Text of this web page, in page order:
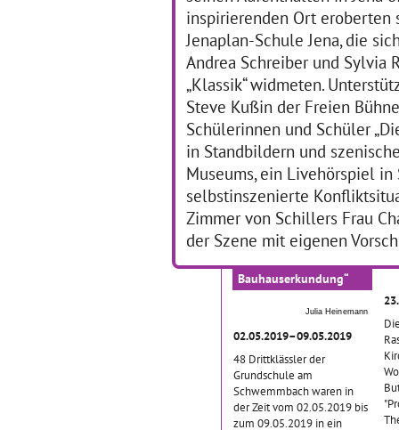
inspirierenden Ort eroberten
Jenaplan-Schule Jena, die
Andrea Schreiber und Sylvia
„Klassik“ widmeten.
Steve Kußin der Freien
Schülerinnen und Schüler
in Standbildern und
Museums, ein Livehörspiel
selbstinszenierte
Zimmer von Schillers Frau
der Szene mit eigenen
Kunstunterrichts mit der
Erarbeitung von 3-
dimensionalen Feininger-
Konstruktionen aus
zweidimensionalen
Inspirationen im
… mehr
„Klee-Kater Fritzie –
Eine tierisch
Bauhauserkundung“
Julia Heinemann
02.05.2019–09.05.2019
48 Drittklässler der
Grundschule am
Schwemmbach waren in
der Zeit vom 02.05.2019 bis
zum 09.05.2019 in ein